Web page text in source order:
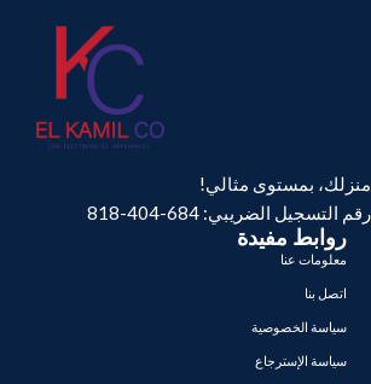
منزلك، بمستوى مثالي!
رقم التسجيل الضريبي: 684-404-818
روابط مفيدة
معلومات عنا
اتصل بنا
سياسة الخصوصية
سياسة الإسترجاع